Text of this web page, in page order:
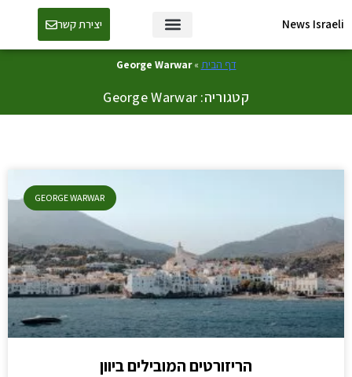
News Israeli יצירת קשר
דף הבית»
George Warwar
קטגוריה: George Warwar
GEORGE WARWAR
הריזורטים המובילים ביוון